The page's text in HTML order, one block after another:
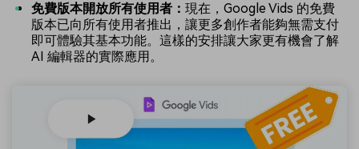
免費版本開放所有使用者： 現在，Google Vids 的免費
版本已向所有使用者推出，讓更多創作者能夠無需支付
即可體驗其基本功能。這樣的安排讓大家更有機會了解
AI 編輯器的實際應用。